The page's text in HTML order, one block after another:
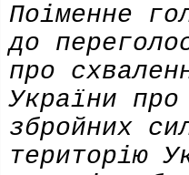
Поіменне
до
про
України про
збройних
територію